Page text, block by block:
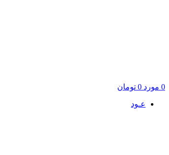
0 مورد 0 تومان
عـود